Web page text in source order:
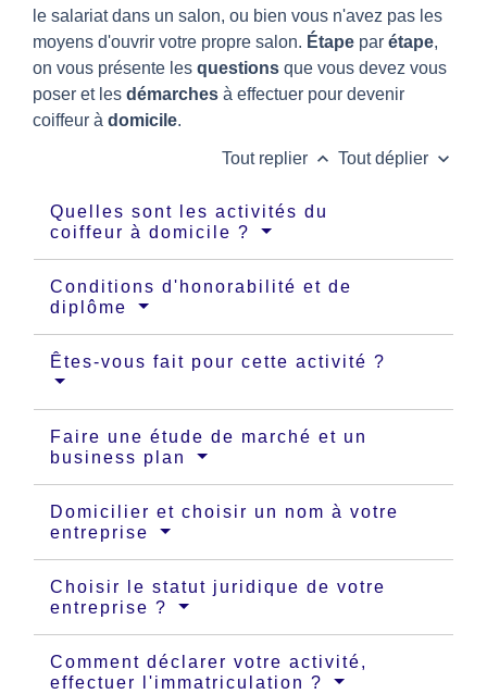
le salariat dans un salon, ou bien vous n'avez pas les
moyens d'ouvrir votre propre salon. Étape par étape,
on vous présente les questions que vous devez vous
poser et les démarches à effectuer pour devenir
coiffeur à domicile.
Tout replier keyboard_arrow_up Tout déplier keyboard_arrow_down
Quelles sont les activités du
coiffeur à domicile ?
Conditions d'honorabilité et de
diplôme
Êtes-vous fait pour cette activité ?
Faire une étude de marché et un
business plan
Domicilier et choisir un nom à votre
entreprise
Choisir le statut juridique de votre
entreprise ?
Comment déclarer votre activité,
effectuer l'immatriculation ?